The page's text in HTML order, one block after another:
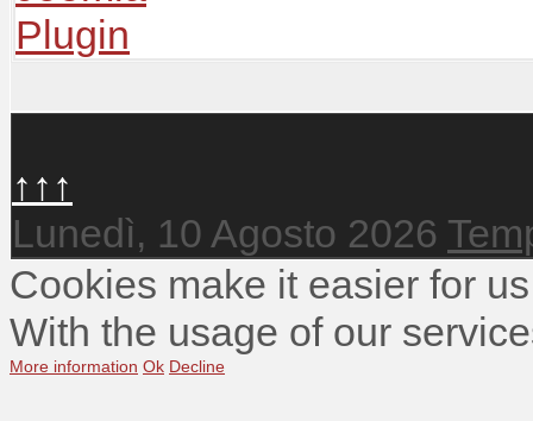
↑↑↑
Lunedì, 10 Agosto 2026
Cookies make it easier for
With the usage of our
More information Ok Decline